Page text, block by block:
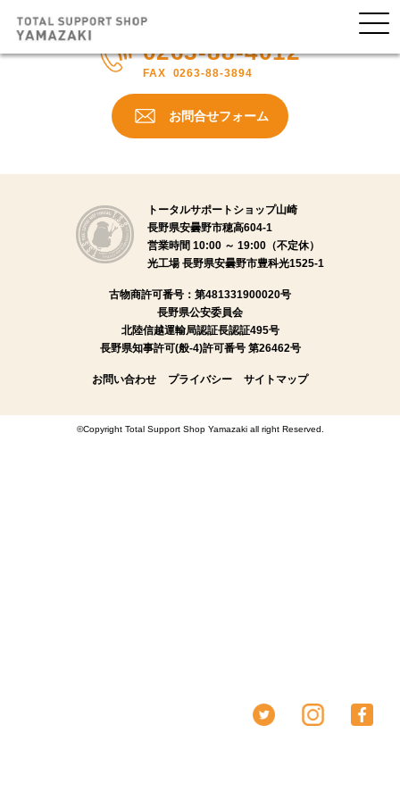
0263-88-4012
FAX 0263-88-3894
お問合せフォーム
トータルサポートショップ山崎
長野県安曇野市穂高604-1
営業時間 10:00 ～ 19:00（不定休）
光工場 長野県安曇野市豊科光1525-1
古物商許可番号： 第481331900020号
長野県公安委員会
北陸信越運輸局認証長認証495号
長野県知事許可(般-4)許可番号 第26462号
お問い合わせ プライバシー サイトマップ
©Copyright Total Support Shop Yamazaki all right Reserved.